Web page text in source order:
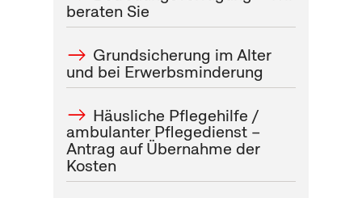
beraten Sie
Grundsicherung im Alter
und bei Erwerbsminderung
Häusliche Pflegehilfe /
ambulanter Pflegedienst –
Antrag auf Übernahme der
Kosten